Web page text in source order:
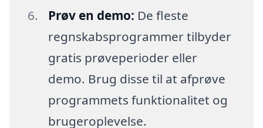
Prøv en demo: De fleste
regnskabsprogrammer tilbyder
gratis prøveperioder eller
demo. Brug disse til at afprøve
programmets funktionalitet og
brugeroplevelse.